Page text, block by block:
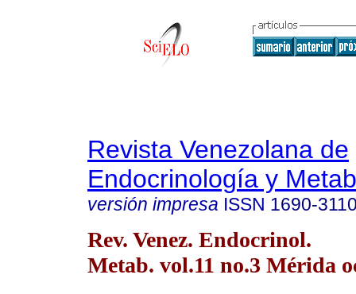
Revista Venezolana de
Endocrinología y
versión impresa ISSN 1690-
Rev. Venez. Endocrinol.
Metab. vol.11 no.3 Mérida